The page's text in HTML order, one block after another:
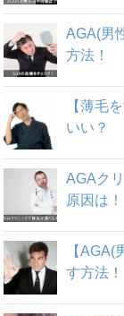
AGA(男
方法！
【薄毛
いい？
AGAク
原因は！
【
す方法！